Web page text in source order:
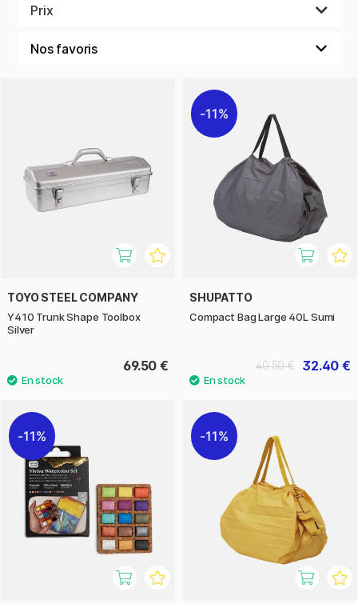
Prix
TOYO STEEL COMPANY
Y410 Trunk Shape Toolbox
Silver
69.50 €
11%
SHUPATTO
Compact Bag Large 40L Sumi
32.40 €
40.50 €
11% 11%